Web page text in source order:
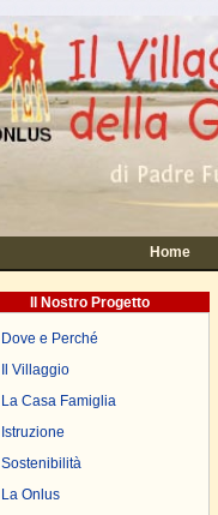
Home
Il Nostro Progetto
Dove e Perché
Il Villaggio
La Casa Famiglia
Istruzione
Sostenibilità
La Onlus